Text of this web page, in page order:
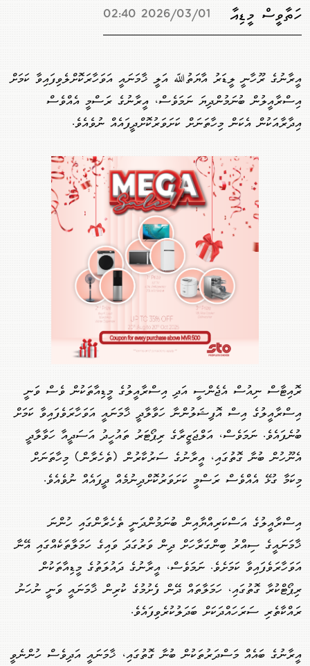
ހަތާވީސް މީޑިއާ 2026/03/01 02:40
އީރާނުގެ ރޫހާނީ ލީޑަރު އާޔަތުﷲ އަލީ ޚާމަނައީ އަވަހާރަކޮށްލެވިފައިވާ ކަމަށް
އިސްރާއީލުން ބުނަމުންދިޔަ ނަމަވެސް، އީރާނުގެ ރަސްމީ އެއްވެސް
އިދާރާއަކުން އެކަން މިހާތަނަށް ކަށަވަރުކޮށްދީފައެއް ނުވެއެވެ.
ރޮއިޓާސް ނިއުސް އެޖެންސީ އަދި އިސްރާއީލުގެ މީޑިއާތަކުން ވެސް ވަނީ
އިސްރާއީލުގެ އިސް އޮފިޝަލުންނާ ހަވާލާދީ ޚާމަނައީ އަވަހާރަވެފައިވާ ކަމަށް
ބުނެފައެވެ. ނަމަވެސް، އަލްޖަޒީރާގެ ރިޕޯޓަރު ތައުހީދު އަސަދީއާ ހަވާލާދީ
އެނޫހުން ބުނާ ގޮތުގައި، އީރާނުގެ ސަރުކާރުން (ތެހެރާން) މިހާތަނަށް
މިކަމާ ގުޅޭ އެއްވެސް ރަސްމީ ކަށަވަރުކޮށްދިނުމެއް ދީފައެއް ނުވެއެވެ.
އިސްރާއީލުގެ އަސްކަރިއްޔާއިން ބުނަމުންދަނީ ތެހެރާންގައި ހުންނަ
ޚާމަނައީގެ ސިއްރު ބިންގަރާހަށް ދިން ވަރުގަދަ ވައިގެ ހަމަލާތަކެއްގައި އޭނާ
އަވަހާރަވެފައިވާ ކަމަށެވެ. ނަމަވެސް، އީރާނުގެ ދައުލަތުގެ މީޑިއާތަކުން
ރިޕޯޓްކުރާ ގޮތުގައި، ހަމަލާތައް ދޭން ފެށުމުގެ ކުރިން ޚާމަނައީ ވަނީ ނުހަނު
ރައްކާތެރި ސަރަހައްދަކަށް ބަދަލުކުރެވިފައެވެ.
އީރާނުގެ ބައެއް މަސްދަރުތަކުން ބުނާ ގޮތުގައި، ޚާމަނައީ އަދިވެސް ހުންނެވީ